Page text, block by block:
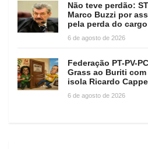
Não teve perdão:
Marco Buzzi por
pela perda do cargo
6 de agosto de 2026
Federação PT-PV-
Grass ao Buriti
isola Ricardo
6 de agosto de 2026